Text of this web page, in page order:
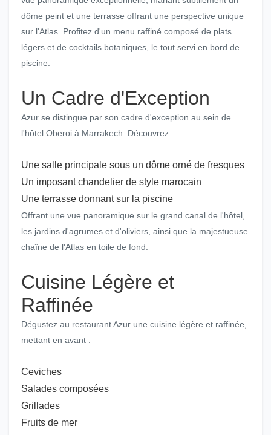
dôme peint et une terrasse offrant une perspective unique
sur l'Atlas. Profitez d'un menu raffiné composé de plats
légers et de cocktails botaniques, le tout servi en bord de
piscine.
Un Cadre d'Exception
Azur se distingue par son cadre d'exception au sein de
l'hôtel Oberoi à Marrakech. Découvrez :
Une salle principale sous un dôme orné de fresques
Un imposant chandelier de style marocain
Une terrasse donnant sur la piscine
Offrant une vue panoramique sur le grand canal de l'hôtel,
les jardins d'agrumes et d'oliviers, ainsi que la majestueuse
chaîne de l'Atlas en toile de fond.
Cuisine Légère et
Raffinée
Dégustez au restaurant Azur une cuisine légère et raffinée,
mettant en avant :
Ceviches
Salades composées
Grillades
Fruits de mer